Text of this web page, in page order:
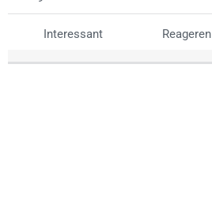
Interessant Reageren